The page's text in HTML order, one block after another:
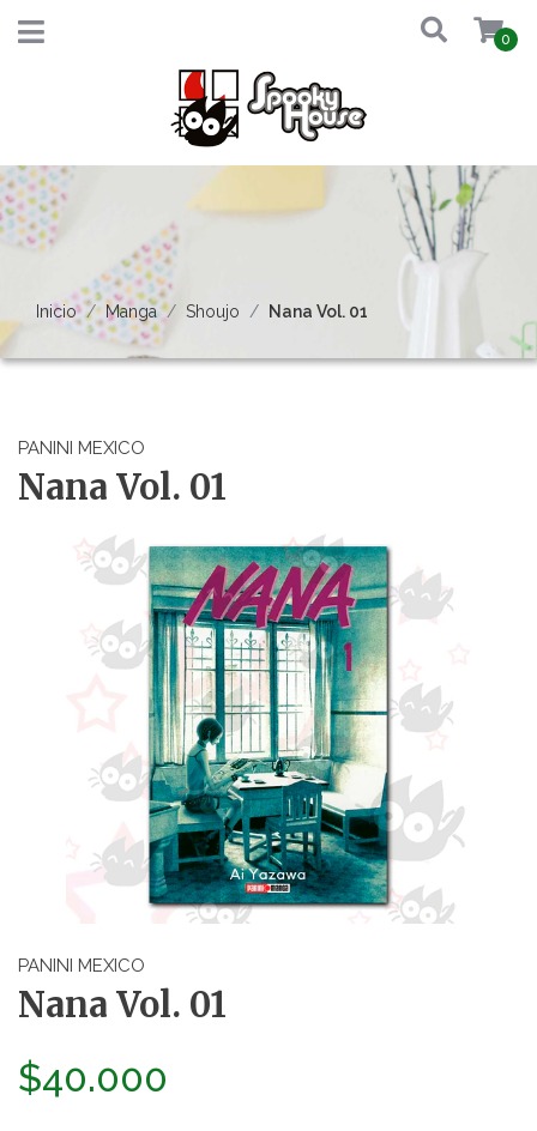
0
Inicio Manga Shoujo Nana Vol. 01
PANINI MEXICO
Nana Vol. 01
PANINI MEXICO
Nana Vol. 01
$40.000